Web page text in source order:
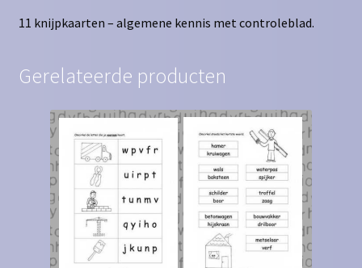
11 knijpkaarten – algemene kennis met controleblad.
Gerelateerde producten